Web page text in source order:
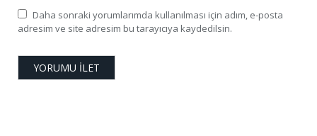
Daha sonraki yorumlarımda kullanılması için adım, e-posta
adresim ve site adresim bu tarayıcıya kaydedilsin.